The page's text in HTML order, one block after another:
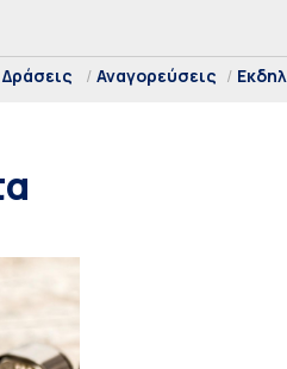
Δράσεις Αναγορεύσεις